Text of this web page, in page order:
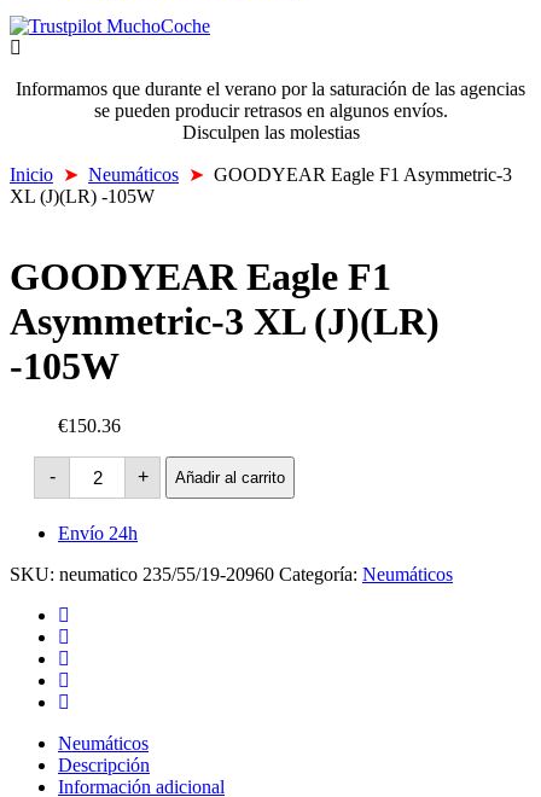
Informamos que durante el verano por la saturación de las agencias
se pueden producir retrasos en algunos envíos.
Disculpen las molestias
Inicio ➤ Neumáticos ➤ GOODYEAR Eagle F1 Asymmetric-3
XL (J)(LR) -105W
GOODYEAR Eagle F1
Asymmetric-3 XL (J)(LR)
-105W
€150.36
-
GOODYEAR
Eagle
F1
Asymmetric-
3
(J)
+ Añadir al carrito
Envío 24h
SKU: neumatico 235/55/19-20960 Categoría: Neumáticos
Neumáticos
Descripción
Información adicional